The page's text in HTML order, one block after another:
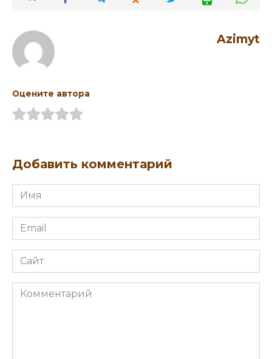
Azimyt
Оцените автора
Добавить комментарий
Имя
Email
Сайт
Комментарий